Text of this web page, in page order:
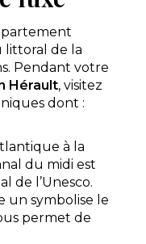
littoral de la
Pendant votre
Hérault, visitez
dont :
à la
du midi est
de l’Unesco.
un symbolise le
permet de
en famille ou